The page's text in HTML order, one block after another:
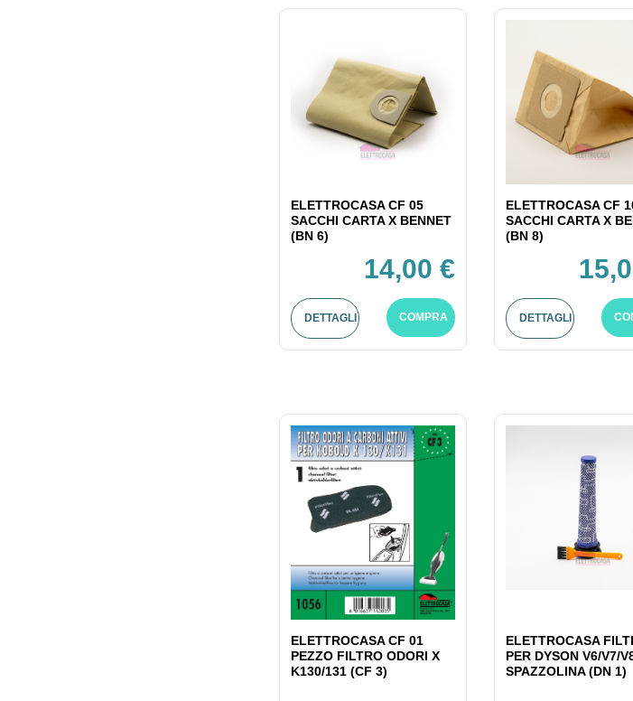
ELETTROCASA CF 05
SACCHI CARTA X BENNET
(BN 6)
14,00 €
DETTAGLI COMPRA
ELETTROCASA CF
SACCHI CARTA X
(BN 8)
DETTAGLI
ELETTROCASA CF 01
PEZZO FILTRO ODORI X
K130/131 (CF 3)
ELETTROCASA
PER DYSON V6/V7/
SPAZZOLINA (DN 1)